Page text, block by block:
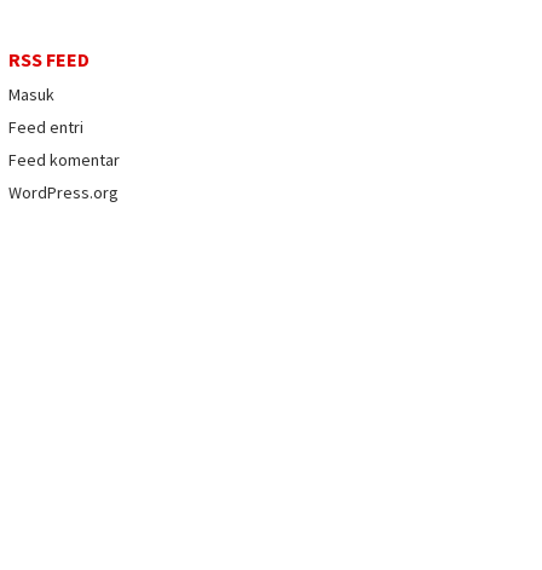
RSS FEED
Masuk
Feed entri
Feed komentar
WordPress.org